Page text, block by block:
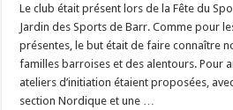
Le club était présent lors de la Fête du
Jardin des Sports de Barr. Comme pour
présentes, le but était de faire connaître
familles barroises et des alentours. Pour
ateliers d’initiation étaient proposées,
section Nordique et une …